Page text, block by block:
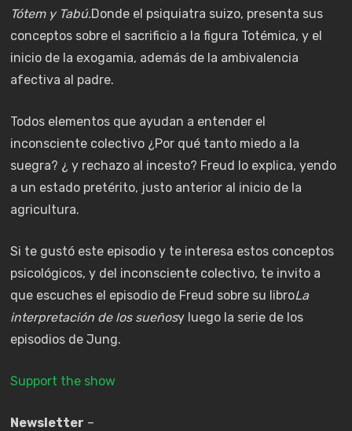
Tótem y Tabú.Donde el psiquiatra suizo, presenta sus
conceptos sobre el sacrificio a la figura Totémica, y el
inicio de la exogamia, además de la ambivalencia
afectiva al padre.
Todos elementos que ayudan a entender el
inconsciente colectivo ¿Por qué tanto miedo a la
suegra? ¿ y rechazo al incesto? Freud lo explica, yendo
a un estado pretérito, justo anterior al inicio de la
agricultura.
Si te gustó este episodio y te interesa estos conceptos
psicológicos, y del inconsciente colectivo, te invito a
que escuches el episodio de Freud sobre su libroLa
interpretación de los sueñosy luego la serie de los
episodios de Jung.
Support the show
Newsletter –